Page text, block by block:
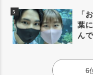
「
葉
ん
6